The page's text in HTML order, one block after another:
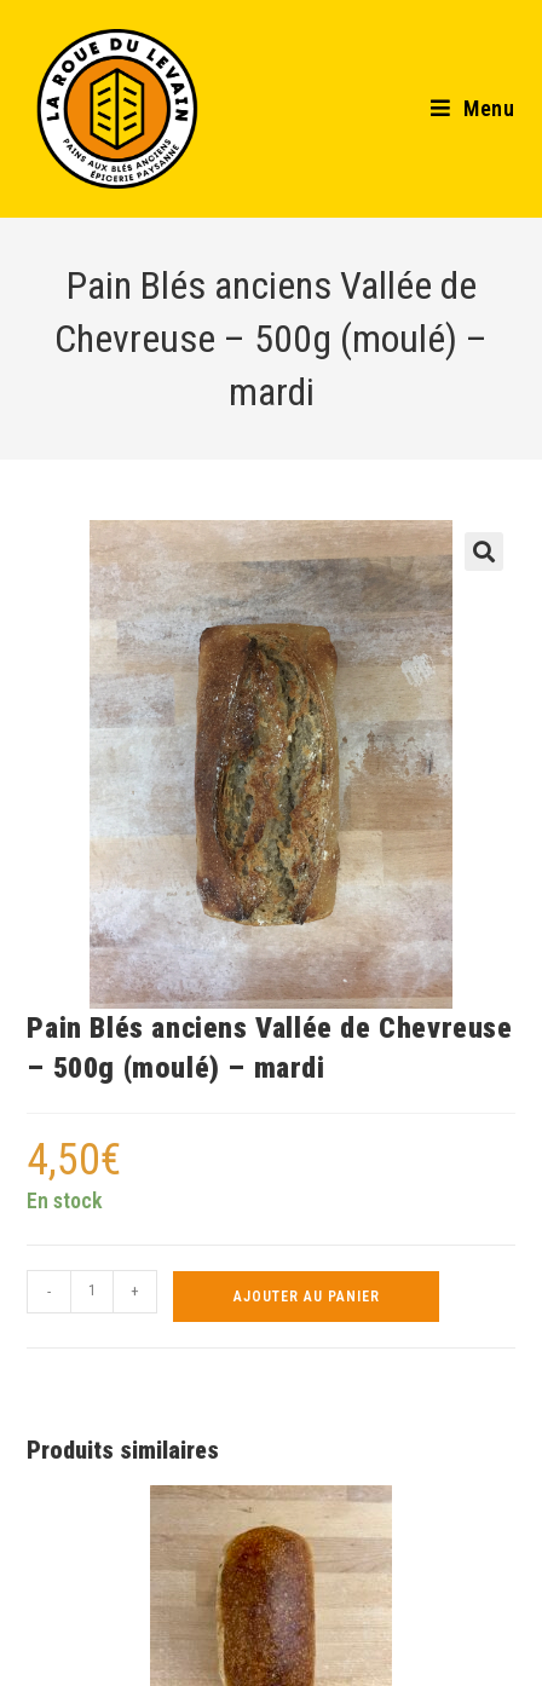
Menu
Pain Blés anciens Vallée de
Chevreuse – 500g (moulé) –
mardi
Pain Blés anciens Vallée de Chevreuse
– 500g (moulé) – mardi
4,50€
En stock
- + AJOUTER AU PANIER
Produits similaires